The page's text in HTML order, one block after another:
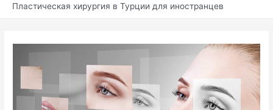
Пластическая хирургия в Турции для иностранцев